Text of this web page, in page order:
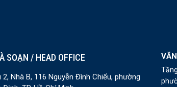
SOẠN / HEAD OFFICE
2, Nhà B, 116 Nguyễn Đình Chiểu, phường